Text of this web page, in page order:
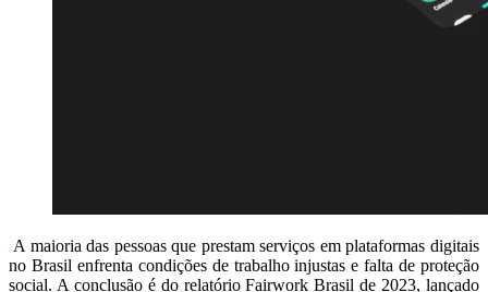
A maioria das pessoas que prestam serviços em plataformas digitais
no Brasil enfrenta condições de trabalho injustas e falta de proteção
social. A conclusão é do relatório Fairwork Brasil de 2023, lançado